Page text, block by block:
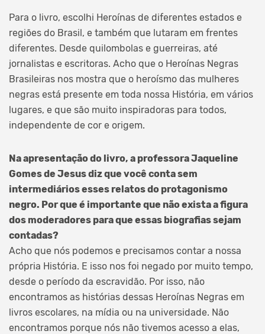
Para o livro, escolhi Heroínas de diferentes estados e
regiões do Brasil, e também que lutaram em frentes
diferentes. Desde quilombolas e guerreiras, até
jornalistas e escritoras. Acho que o Heroínas Negras
Brasileiras nos mostra que o heroísmo das mulheres
negras está presente em toda nossa História, em vários
lugares, e que são muito inspiradoras para todos,
independente de cor e origem.
Na apresentação do livro, a professora Jaqueline
Gomes de Jesus diz que você conta sem
intermediários esses relatos do protagonismo
negro. Por que é importante que não exista a figura
dos moderadores para que essas biografias sejam
contadas?
Acho que nós podemos e precisamos contar a nossa
própria História. E isso nos foi negado por muito tempo,
desde o período da escravidão. Por isso, não
encontramos as histórias dessas Heroínas Negras em
livros escolares, na mídia ou na universidade. Não
encontramos porque nós não tivemos acesso a elas,